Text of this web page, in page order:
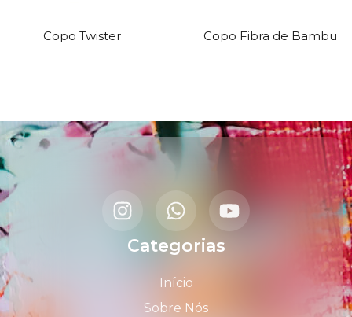
Copo Twister Copo Fibra de Bambu
Categorias
Início
Sobre Nós